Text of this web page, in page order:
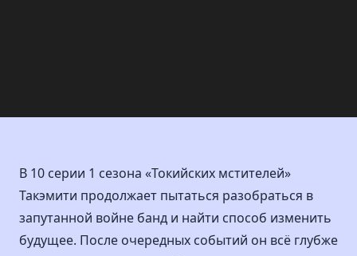
В 10 серии 1 сезона «Токийских мстителей»
Такэмити продолжает пытаться разобраться в
запутанной войне банд и найти способ изменить
будущее. После очередных событий он всё глубже